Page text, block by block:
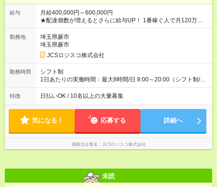
給与
月給400,000円～600,000円
★配達個数が増えるとさらに給与UP！ 1番稼ぐ人で月120万ほ
ど！ ・主要都市エリア 月収55万円／週5日稼働 月収65万~112
万円／週6日稼働 ・地方郊外エリア 月収40万円／週5日稼働 月
収40万円~50万円／週6日稼働 ＜モデルイメージ＞ ■月収50万
円 (27歳男性/江東区在住)※元建築関係 1日150個配達×25日勤務
(日休み) ■月収80万円(43歳男性/墨田区在住)※元営業 1日200個
勤務地
埼玉県蕨市
埼玉県蕨市
JCSロジスコ株式会社
勤務時間
シフト制
1日あたりの実働時間：最大8時間/日 8:00～20:00（シフト制/実
働8時間） ※週5日勤務（場所次第では週4も有り） ※配達状況に
よって時間外での勤務可能性有り ※案件により多少の前後あり
特徴 日払いOK / 10名以上の大量募集
気になる！ 応募する 詳細へ
掲載元企業名 JCSロジスコ株式会社
未読